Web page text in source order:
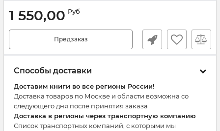
1 550,00 Руб
Предзаказ
Способы доставки
Доставим книги во все регионы России!
Доставка товаров по Москве и области возможна со
следующего дня после принятия заказа
Доставка в регионы через транспортную компанию
Список транспортных компаний, с которыми мы